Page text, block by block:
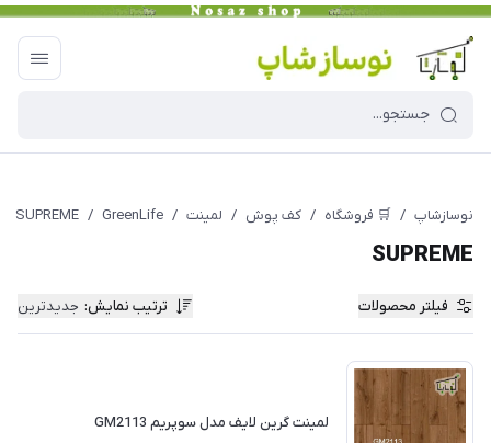
نوسازشاپ / 🛒 فروشگاه / کف پوش / لمینت /
GreenLife
/
SUPREME
SUPREME
فیلتر محصولات ترتیب نمایش: جدیدترین
لمینت گرین لایف مدل سوپریم GM2113